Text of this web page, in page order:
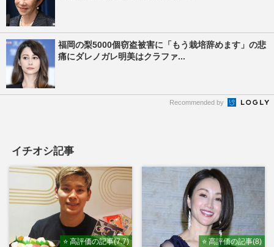
福岡の梨5000個窃盗被害に「もう栽培辞めます」の悲
痛にダレノガレ明美はクラファ...
Recommended by
イチオシ記事
⭐ 高評価の記事(7.7) ⭐ 高評価の記事(8)